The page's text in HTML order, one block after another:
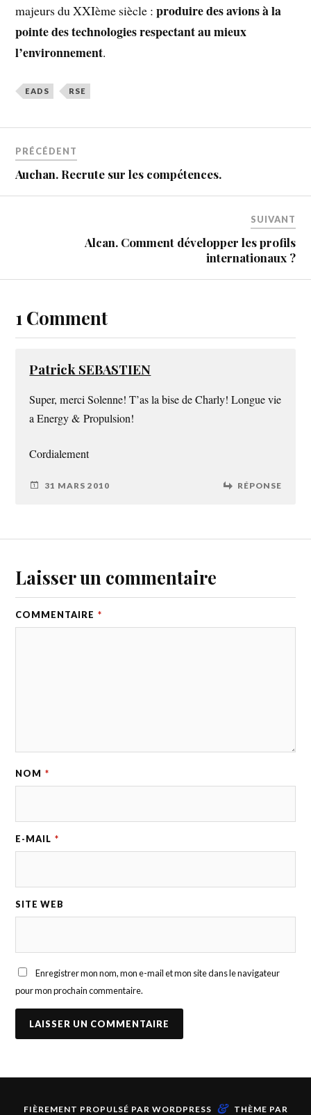
majeurs du XXIème siècle :produire des avions à la
pointe des technologies respectant au mieux
l’environnement.
EADS RSE
PRÉCÉDENT
Auchan. Recrute sur les compétences.
SUIVANT
Alcan. Comment développer les profils
internationaux ?
1 Comment
Patrick SEBASTIEN
Super, merci Solenne! T’as la bise de Charly! Longue vie
a Energy & Propulsion!
Cordialement
31 MARS 2010 RÉPONSE
Laisser un commentaire
COMMENTAIRE *
NOM *
E-MAIL *
SITE WEB
Enregistrer mon nom, mon e-mail et mon site dans le navigateur
pour mon prochain commentaire.
FIÈREMENT PROPULSÉ PAR WORDPRESS & THÈME PAR